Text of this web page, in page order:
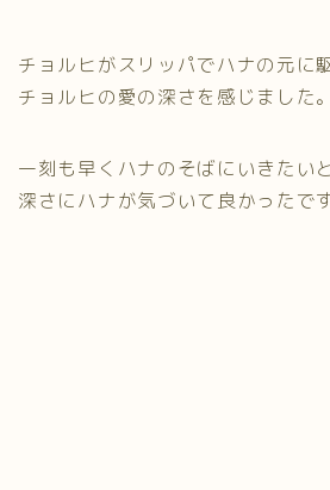
チョルヒがスリッパでハナの元に
チョルヒの愛の深さを感じました。
一刻も早くハナのそばにいきたい
深さにハナが気づいて良かったです